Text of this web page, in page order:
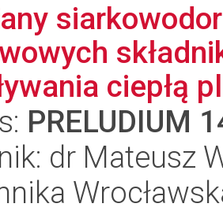
ciepłą
PRELUDIUM
dr Mateusz